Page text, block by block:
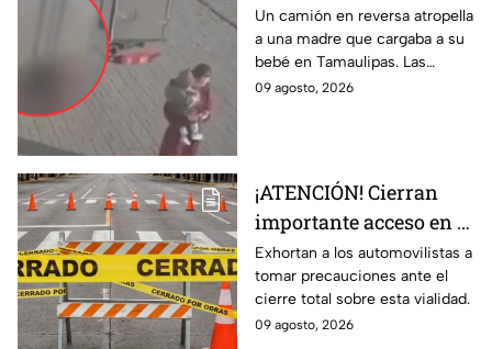
ATR0PELLA a madre
que cargaba a su BEBÉ
y les pasa por encima;
así ocurrió
Un camión en reversa atropella
a una madre que cargaba a su
bebé en Tamaulipas. Las
fuertes imágenes captadas por
09 agosto, 2026
¡ATENCIÓN! Cierran
importante acceso en el
Eje Metropolitano en
León; ¿cuál es el
motivo?
Exhortan a los automovilistas a
tomar precauciones ante el
cierre total sobre esta vialidad.
09 agosto, 2026